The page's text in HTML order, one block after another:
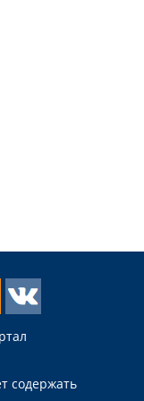
содержать